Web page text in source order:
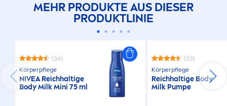
MEHR PRODUKTE AUS DIESER
PRODUKTLINIE
(34)
Körperpflege
NIVEAReichhaltige
Body Milk Mini 75 ml
(23)
Körperpflege
Reichhaltige Body
Milk Pumpe